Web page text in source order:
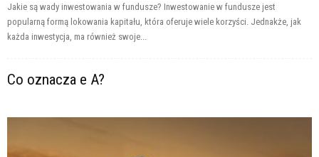
Jakie są wady inwestowania w fundusze? Inwestowanie w fundusze jest
popularną formą lokowania kapitału, która oferuje wiele korzyści. Jednakże, jak
każda inwestycja, ma również swoje...
Co oznacza e A?